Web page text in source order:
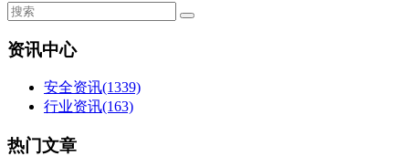
资讯中心
安全资讯(1339)
行业资讯(163)
热门文章